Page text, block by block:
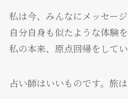
私は今、みんなにメッセー
自分自身も似たような体験を
私の本来、原点回帰をしてい
占い師はいいものです。旅は